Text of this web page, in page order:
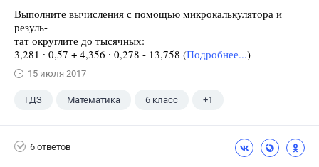
Выполните вычисления с помощью микрокалькулятора и
резуль-
тат округлите до тысячных:
3,281 ∙ 0,57 + 4,356 ∙ 0,278 - 13,758 (Подробнее...)
15 июля 2017
ГДЗ Математика 6 класс +1
6 ответов